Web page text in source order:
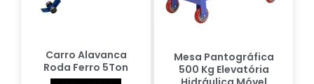
Carro Alavanca
Roda Ferro 5Ton
Mesa Pantográfica
500 Kg Elevatória